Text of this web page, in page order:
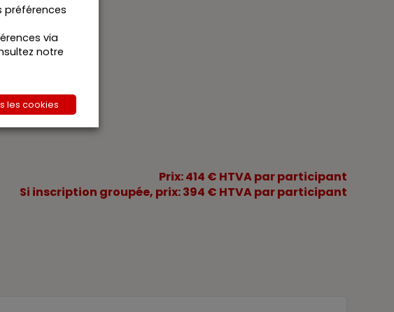
Prix: 414 € HTVA par participant
Si inscription groupée, prix: 394 € HTVA par participant
préférences
via
notre
les cookies